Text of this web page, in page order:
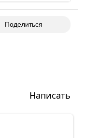
Поделиться
Написать